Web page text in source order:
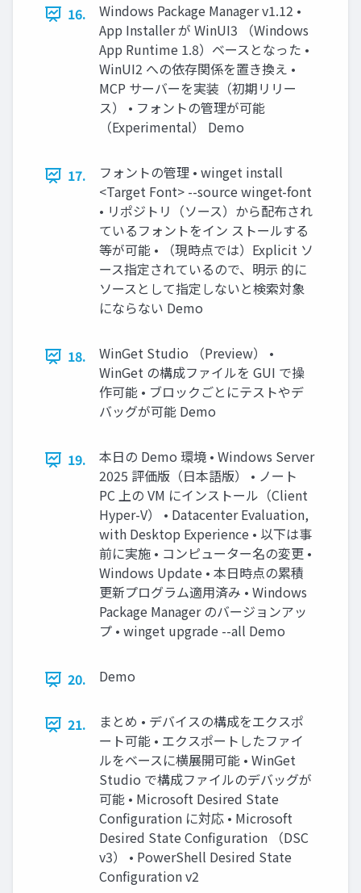
16.
Windows Package Manager v1.12 •
App Installer が WinUI3 （Windows
App Runtime 1.8）ベースとなった •
WinUI2 への依存関係を置き換え •
MCP サーバーを実装（初期リリー
ス） • フォントの管理が可能
（Experimental） Demo
17.
フォントの管理 • winget install
<Target Font> --source winget-font
• リポジトリ（ソース）から配布され
ているフォントをイン ストールする
等が可能 • （現時点では）Explicit ソ
ース指定されているので、明示 的に
ソースとして指定しないと検索対象
にならない Demo
18.
WinGet Studio （Preview） •
WinGet の構成ファイルを GUI で操
作可能 • ブロックごとにテストやデ
バッグが可能 Demo
19.
本日の Demo 環境 • Windows Server
2025 評価版（日本語版） • ノート
PC 上の VM にインストール（Client
Hyper-V） • Datacenter Evaluation,
with Desktop Experience • 以下は事
前に実施 • コンピューター名の変更 •
Windows Update • 本日時点の累積
更新プログラム適用済み • Windows
Package Manager のバージョンアッ
プ • winget upgrade --all Demo
20. Demo
21.
まとめ • デバイスの構成をエクスポ
ート可能 • エクスポートしたファイ
ルをベースに横展開可能 • WinGet
Studio で構成ファイルのデバッグが
可能 • Microsoft Desired State
Configuration に対応 • Microsoft
Desired State Configuration （DSC
v3） • PowerShell Desired State
Configuration v2